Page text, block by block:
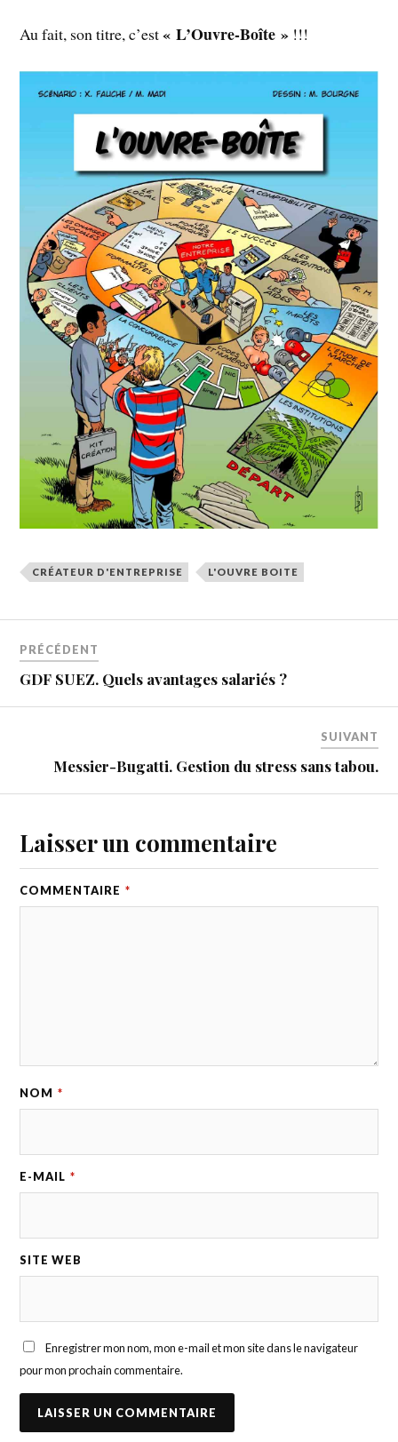
Au fait, son titre, c’est« L’Ouvre-Boîte » !!!
CRÉATEUR D'ENTREPRISE L'OUVRE BOITE
PRÉCÉDENT
GDF SUEZ. Quels avantages salariés ?
SUIVANT
Messier-Bugatti. Gestion du stress sans tabou.
Laisser un commentaire
COMMENTAIRE *
NOM *
E-MAIL *
SITE WEB
Enregistrer mon nom, mon e-mail et mon site dans le navigateur
pour mon prochain commentaire.